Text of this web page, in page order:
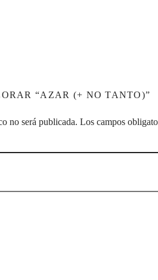
“AZAR (+ NO TANTO)”
no será publicada. Los campos